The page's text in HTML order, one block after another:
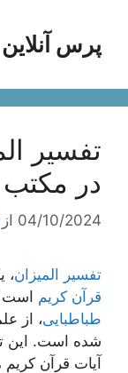
محتواپرس آنلاین
تفسیر
در
04/10/2024 از
تفسیر المیزان،
قرآن کریم است
طباطبایی
شده است. این
آیات قرآن